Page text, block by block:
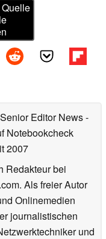
Editor News-
Notebookcheck
2007
Redakteur bei
Als freier Autor
Onlinemedien
journalistischen
und